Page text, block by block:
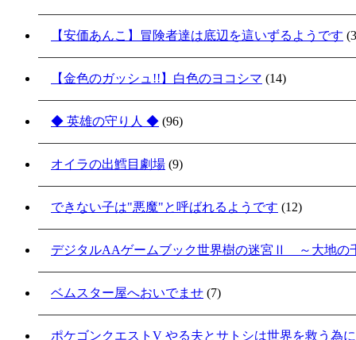
【安価あんこ】冒険者達は底辺を這いずるようです
【金色のガッシュ!!】白色のヨコシマ (14)
◆ 英雄の守り人 ◆ (96)
オイラの出鱈目劇場 (9)
できない子は"悪魔"と呼ばれるようです (12)
デジタルAAゲームブック世界樹の迷宮Ⅱ ～大地の
ベムスター屋へおいでませ (7)
ポケゴンクエストV やる夫とサトシは世界を救う為